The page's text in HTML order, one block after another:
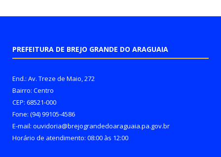
PREFEITURA DE BREJO GRANDE DO ARAGUAIA
End.: Av. Treze de Maio, 272
Bairro: Centro
CEP: 68521-000
Fone: (94) 99105-4586
E-mail: ouvidoria@brejograndedoaraguaia.pa.gov.br
Horário de atendimento: 08:00 às 12:00